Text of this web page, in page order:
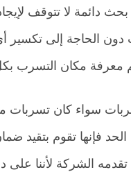
لا تتوقف
دون الحاجة إلى
معرفة مكان التسرب
سواء كان تسربات
فإنها تقوم بتقيد
الشركة لأننا على